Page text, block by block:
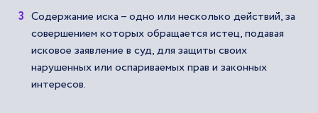
Содержание иска – одно или несколько действий, за
совершением которых обращается истец, подавая
исковое заявление в суд, для защиты своих
нарушенных или оспариваемых прав и законных
интересов.